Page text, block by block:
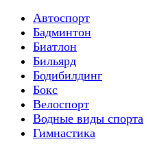
Автоспорт
Бадминтон
Биатлон
Бильярд
Бодибилдинг
Бокс
Велоспорт
Водные виды спорта
Гимнастика